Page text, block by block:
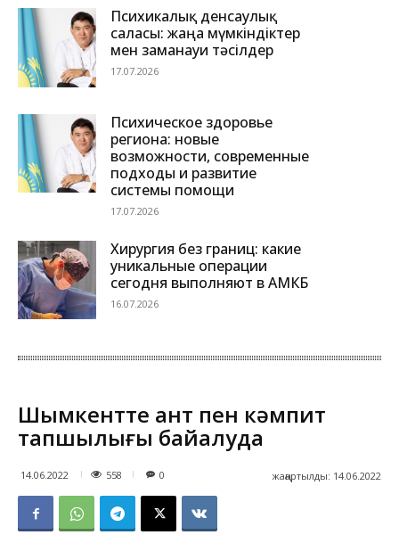
Психикалық денсаулық
саласы: жаңа мүмкіндіктер
мен заманауи тәсілдер
17.07.2026
Психическое здоровье
региона: новые
возможности, современные
подходы и развитие
системы помощи
17.07.2026
Хирургия без границ: какие
уникальные операции
сегодня выполняют в АМКБ
16.07.2026